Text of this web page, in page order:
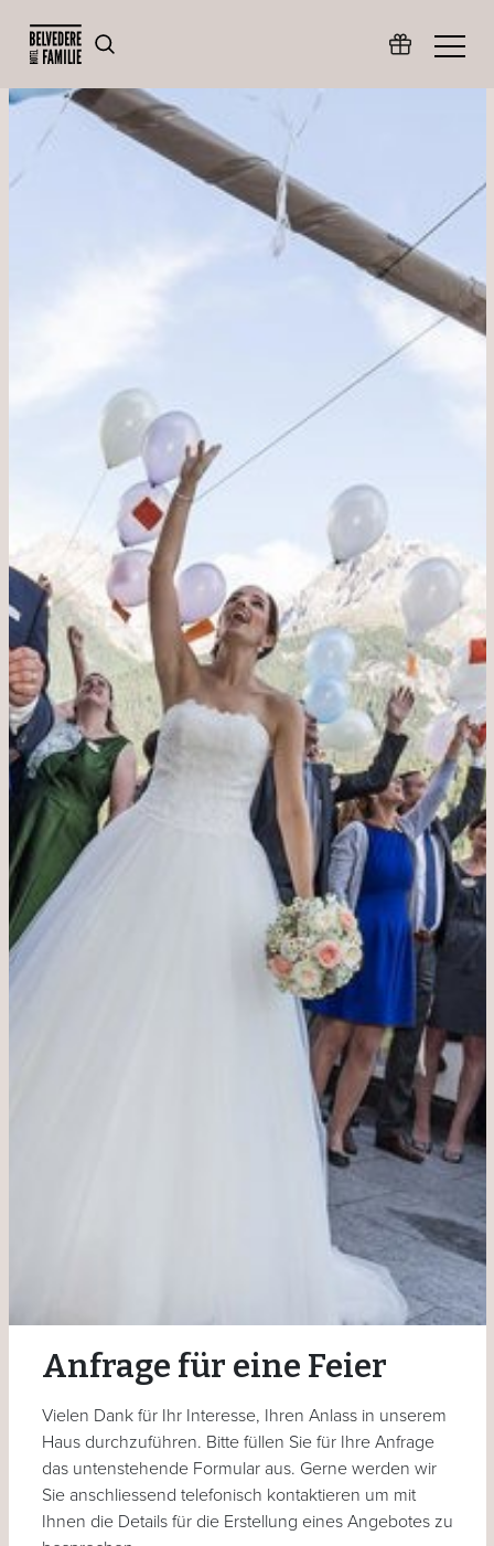
Anfrage für eine Feier
Vielen Dank für Ihr Interesse, Ihren Anlass in unserem
Haus durchzuführen. Bitte füllen Sie für Ihre Anfrage
das untenstehende Formular aus. Gerne werden wir
Sie anschliessend telefonisch kontaktieren um mit
Ihnen die Details für die Erstellung eines Angebotes zu